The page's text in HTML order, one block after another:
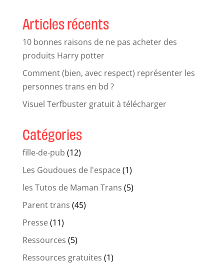
Articles récents
10 bonnes raisons de ne pas acheter des
produits Harry potter
Comment (bien, avec respect) représenter les
personnes trans en bd ?
Visuel Terfbuster gratuit à télécharger
Catégories
fille-de-pub (12)
Les Goudoues de l'espace(1)
les Tutos de Maman Trans (5)
Parent trans (45)
Presse(11)
Ressources (5)
Ressources gratuites (1)